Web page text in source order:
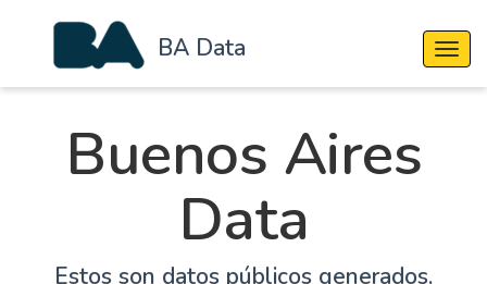
BA Data
Buenos Aires
Data
Estos son datos públicos generados,